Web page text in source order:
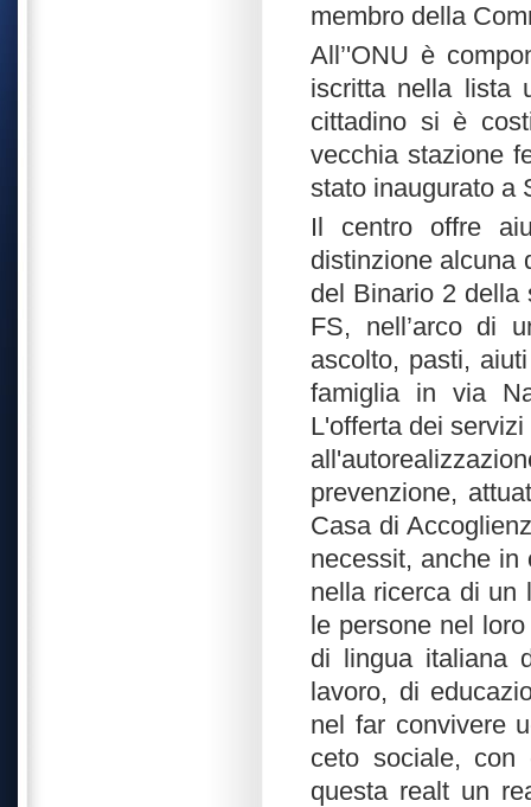
membro della
All’'ONU è
iscritta nella lista
cittadino si è
vecchia stazione
stato inaugurato a
Il centro offre
distinzione alcuna
del Binario 2 della
FS, nell’arco di
ascolto, pasti,
famiglia in via
L'offerta dei
prevenzione,
Casa di
necessit, anche
nella ricerca di un
le persone nel
di lingua italiana
lavoro, di
nel far convivere
ceto sociale, con
questa realt un